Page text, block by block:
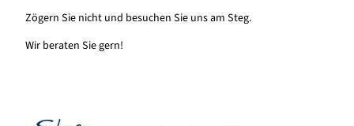
Zögern Sie nicht und besuchen Sie uns am Steg.
Wir beraten Sie gern!